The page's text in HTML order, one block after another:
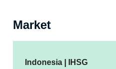
Market
Indonesia | IHSG